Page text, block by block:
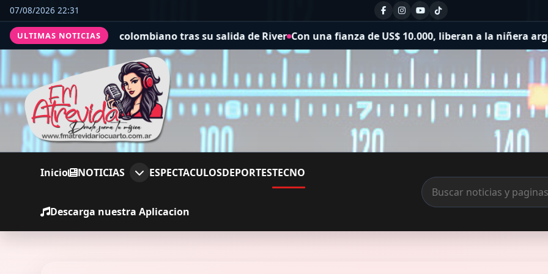
07/08/2026 22:31
ULTIMAS NOTICIAS
colombiano tras su salida de River Con una fianza de US$ 10.000, liberan a la niñera argentina detenida por
Inicio NOTICIAS ESPECTACULOSDEPORTESTECNO
Descarga nuestra Aplicacion